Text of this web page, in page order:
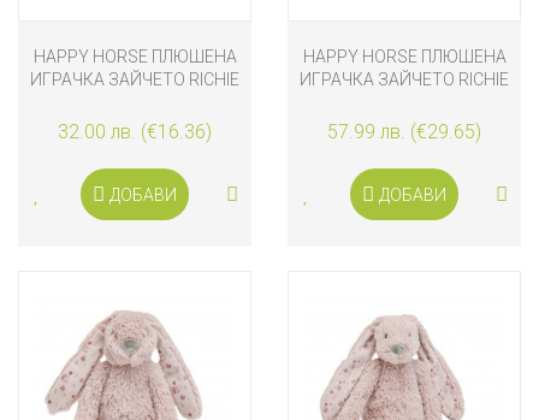
HAPPY HORSE ПЛЮШЕНА
ИГРАЧКА ЗАЙЧЕТО RICHIE
32.00 лв. (€16.36)
ДОБАВИ
HAPPY HORSE ПЛЮШЕНА
ИГРАЧКА ЗАЙЧЕТО RICHIE
57.99 лв. (€29.65)
ДОБАВИ